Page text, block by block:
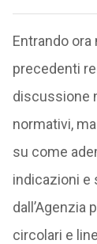
Entrando
precedenti
discussione
normativi,
su come
indicazioni e
dall’Agenzia
circolari e